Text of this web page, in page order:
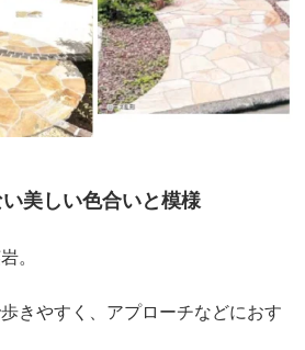
美しい色合いと模様
。
きやすく、アプローチなどにおす